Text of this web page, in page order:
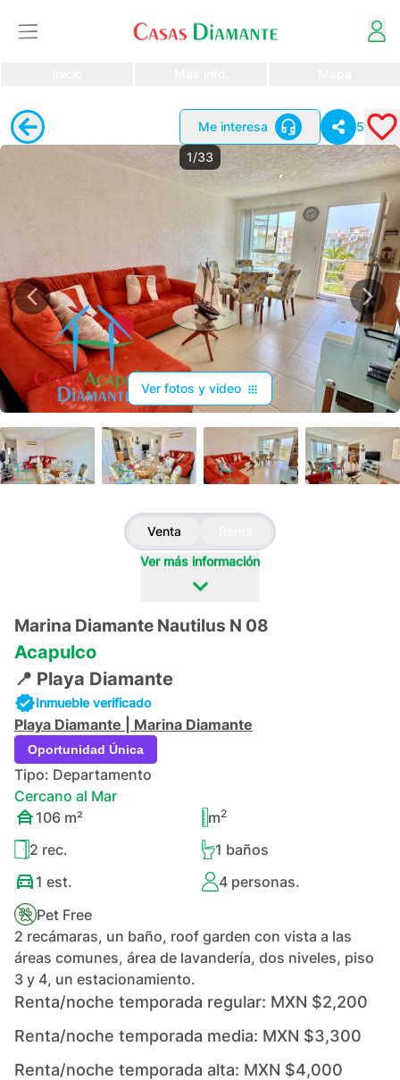
Me interesa
5
1/33
Ver fotos y video
Venta
Ver más información
Marina Diamante Nautilus N 08
Acapulco
📍 Playa Diamante
Inmueble verificado
Playa Diamante Marina Diamante
Tipo: Departamento
Cercano al Mar
106 m² m2
2 rec. 1 baños
1 est. 4personas.
Pet Free
2 recámaras, un baño, roof garden con vista a las
áreas comunes, área de lavandería, dos niveles, piso
3 y 4, un estacionamiento.
Renta/noche temporada regular: MXN $2,200
Renta/noche temporada media: MXN $3,300
Renta/noche temporada alta: MXN $4,000